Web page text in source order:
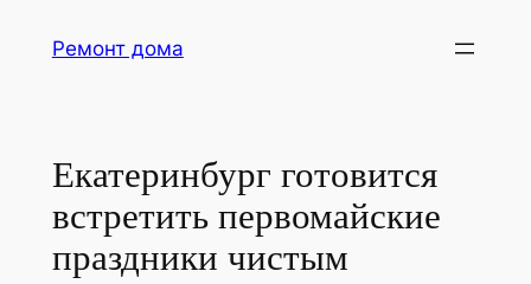
Ремонт дома
Екатеринбург готовится
встретить первомайские
праздники чистым